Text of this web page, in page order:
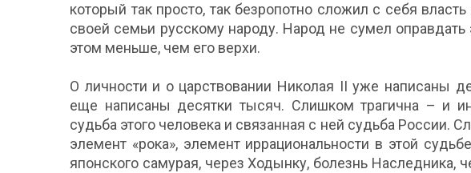
который так просто, так безропотно сложил с себя
своей семьи русскому народу. Народ не сумел оправдать
этом меньше, чем его верхи.
О личности и о царствовании Николая II уже написаны
еще написаны десятки тысяч. Слишком трагична – и
судьба этого человека и связанная с ней судьба России.
элемент «рока», элемент иррациональности в этой
японского самурая, через Ходынку, болезнь Наследника,